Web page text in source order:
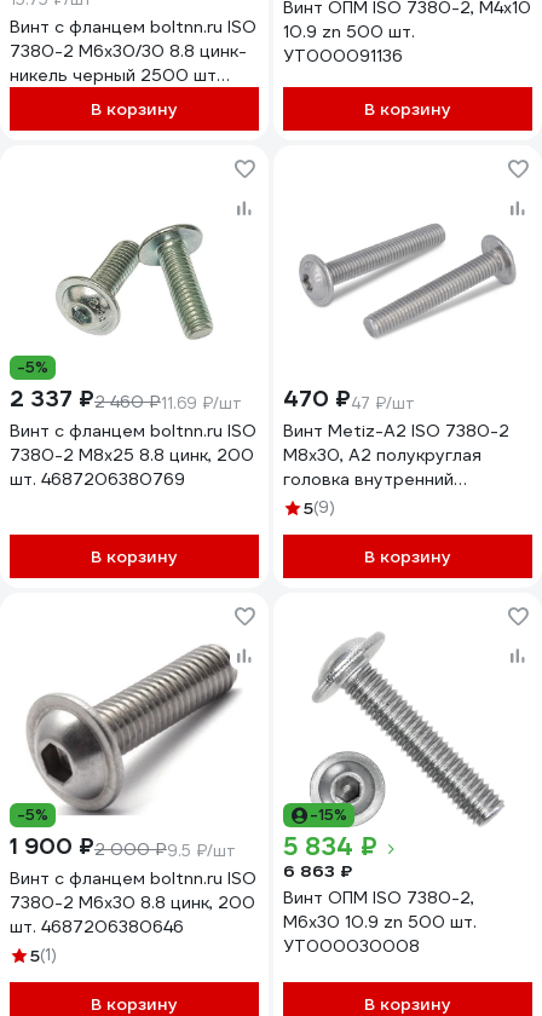
Винт с фланцем boltnn.ru ISO
7380-2 М6х30/30 8.8 цинк-
никель черный 2500 шт
4687207797740
В корзину
Винт ОПМ ISO 7380-2, М4x10
10.9 zn 500 шт.
УТ000091136
В корзину
-5%
2 337 ₽2 460 ₽11.69 ₽/шт
Винт с фланцем boltnn.ru ISO
7380-2 М8x25 8.8 цинк, 200
шт. 4687206380769
В корзину
470 ₽47 ₽/шт
Винт Metiz-A2 ISO 7380-2
M8x30, А2 полукруглая
головка внутренний
шестигранник, пресс-шайба,
5(9)
В корзину
-5%
1 900 ₽2 000 ₽9.5 ₽/шт
Винт с фланцем boltnn.ru ISO
7380-2 М6x30 8.8 цинк, 200
шт. 4687206380646
5(1)
В корзину
-15%
5 834 ₽
6 863 ₽
Винт ОПМ ISO 7380-2,
М6x30 10.9 zn 500 шт.
УТ000030008
В корзину